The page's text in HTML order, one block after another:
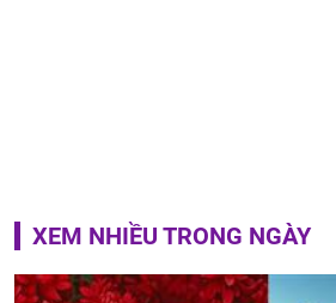
XEM NHIỀU TRONG NGÀY